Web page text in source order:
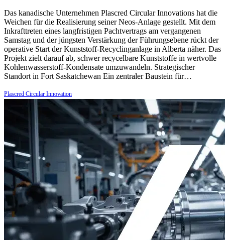
Das kanadische Unternehmen Plascred Circular Innovations hat die
Weichen für die Realisierung seiner Neos-Anlage gestellt. Mit dem
Inkrafttreten eines langfristigen Pachtvertrags am vergangenen
Samstag und der jüngsten Verstärkung der Führungsebene rückt der
operative Start der Kunststoff-Recyclinganlage in Alberta näher. Das
Projekt zielt darauf ab, schwer recycelbare Kunststoffe in wertvolle
Kohlenwasserstoff-Kondensate umzuwandeln. Strategischer
Standort in Fort Saskatchewan Ein zentraler Baustein für…
Plascred Circular Innovation